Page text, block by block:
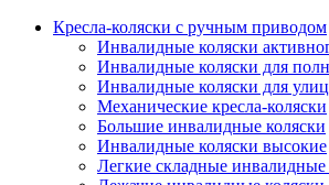
Кресла-коляски с ручным приводом
Инвалидные коляски
Инвалидные коляски для
Инвалидные коляски для
Механические кресла-коляски
Большие инвалидные коляски
Инвалидные коляски высокие
Легкие складные инвалидные